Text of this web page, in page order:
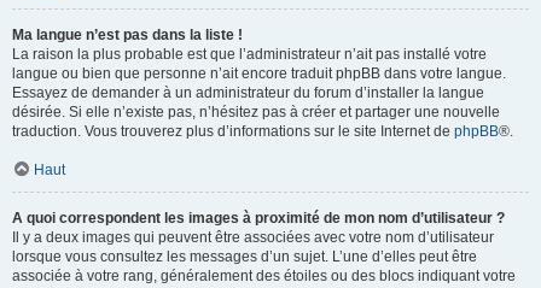
Ma langue n’est pas dans la liste !
La raison la plus probable est que l’administrateur n’ait pas installé votre
langue ou bien que personne n’ait encore traduit phpBB dans votre langue.
Essayez de demander à un administrateur du forum d’installer la langue
désirée. Si elle n’existe pas, n’hésitez pas à créer et partager une nouvelle
traduction. Vous trouverez plus d’informations sur le site Internet de phpBB®.
Haut
A quoi correspondent les images à proximité de mon nom d’utilisateur ?
Il y a deux images qui peuvent être associées avec votre nom d’utilisateur
lorsque vous consultez les messages d’un sujet. L’une d’elles peut être
associée à votre rang, généralement des étoiles ou des blocs indiquant votre